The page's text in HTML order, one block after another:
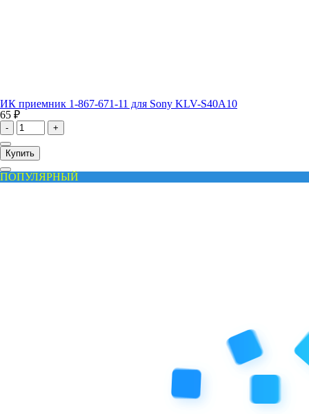
ИК приемник 1-867-671-11 для Sony KLV-S40A10
65 ₽
- +
Купить
ПОПУЛЯРНЫЙ